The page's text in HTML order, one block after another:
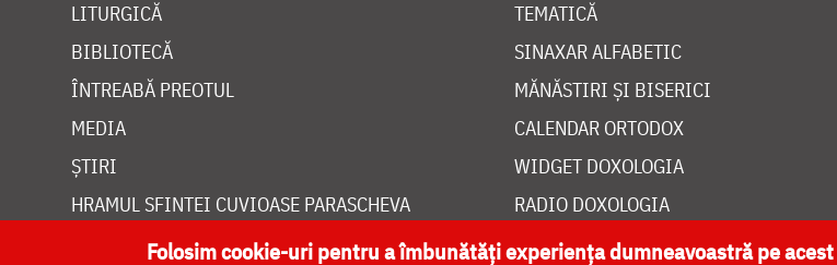
LITURGICĂ
BIBLIOTECĂ
ÎNTREABĂ PREOTUL
MEDIA
ȘTIRI
HRAMUL SFINTEI CUVIOASE PARASCHEVA
TEMATICĂ
SINAXAR ALFABETIC
MĂNĂSTIRI ȘI BISERICI
CALENDAR ORTODOX
WIDGET DOXOLOGIA
RADIO DOXOLOGIA
Folosim cookie-uri pentru a îmbunătăți experiența dumneavoastră pe acest